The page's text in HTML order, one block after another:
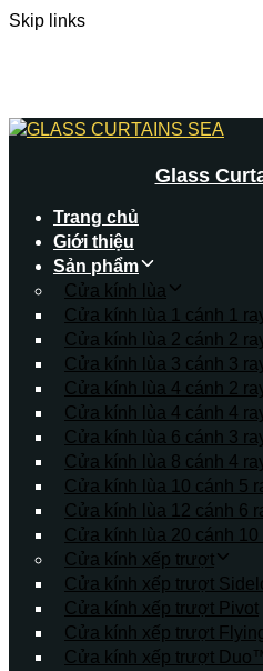
Skip links
Glass
Trang chủ
Giới thiệu
Sản phẩm
Cửa kính lùa
Cửa kính lùa 1 cánh 1
Cửa kính lùa 2 cánh 2
Cửa kính lùa 3 cánh 3
Cửa kính lùa 4 cánh 2
Cửa kính lùa 4 cánh 4
Cửa kính lùa 6 cánh 3
Cửa kính lùa 8 cánh 4
Cửa kính lùa 10 cánh 5
Cửa kính lùa 12 cánh 6
Cửa kính lùa 20 cánh 10
Cửa kính xếp trượt
Cửa kính xếp trượt
Cửa kính xếp trượt Pivot
Cửa kính xếp trượt
Cửa kính xếp trượt